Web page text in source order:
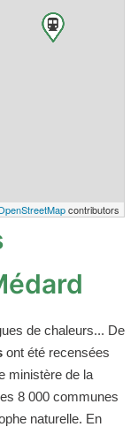
contributors
de chaleurs... De
ont été recensées
ministère de la
8 000 communes
naturelle. En